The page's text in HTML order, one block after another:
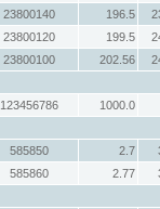
23800140 196.5
23800120 199.5
23800100 202.56
123456786
1000.0
585850 2.7
585860 2.77